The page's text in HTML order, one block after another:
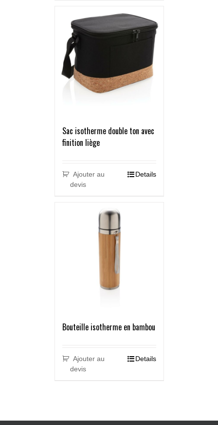
Sac isotherme double ton avec
finition liège
Ajouter au
devis
Details
Bouteille isotherme en bambou
Ajouter au
devis
Details